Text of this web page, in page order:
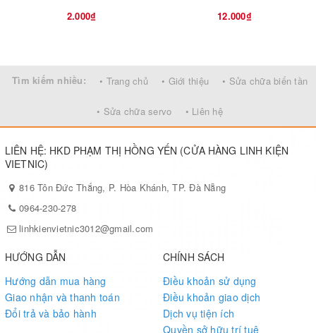
2.000₫ 12.000₫
Tìm kiếm nhiều: • Trang chủ • Giới thiệu • Sửa chữa biến tần
• Sửa chữa servo • Liên hệ
LIÊN HỆ: HKD PHẠM THỊ HỒNG YẾN (CỬA HÀNG LINH KIỆN
VIETNIC)
816 Tôn Đức Thắng, P. Hòa Khánh, TP. Đà Nẵng
0964-230-278
linhkienvietnic3012@gmail.com
HƯỚNG DẪN
Hướng dẫn mua hàng
Giao nhận và thanh toán
Đổi trả và bảo hành
CHÍNH SÁCH
Điều khoản sử dụng
Điều khoản giao dịch
Dịch vụ tiện ích
Quyền sở hữu trí tuệ